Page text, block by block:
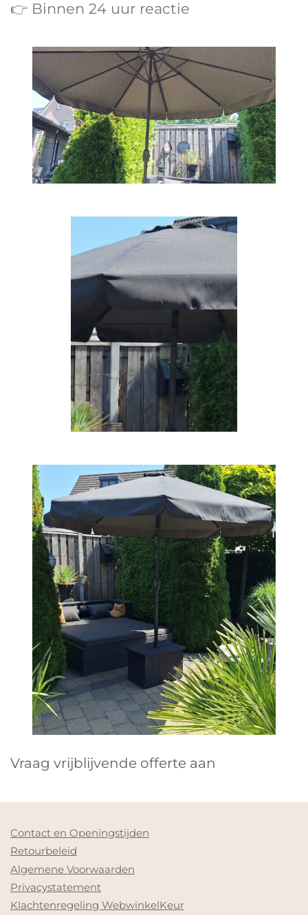
👉 Binnen 24 uur reactie
Vraag vrijblijvende offerte aan
Contact en Openingstijden
Retourbeleid
Algemene Voorwaarden
Privacystatement
Klachtenregeling WebwinkelKeur